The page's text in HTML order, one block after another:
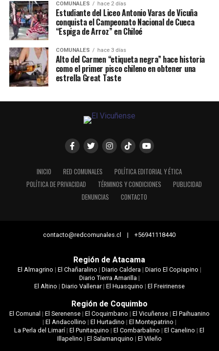
COMUNALES hace 2 días
Estudiante del Liceo Antonio Varas de Vicuña
conquista el Campeonato Nacional de Cueca
“Espiga de Arroz” en Chiloé
COMUNALES hace 3 días
Alto del Carmen “etiqueta negra” hace historia
como el primer pisco chileno en obtener una
estrella Great Taste
INICIO RED COMUNALES
POLÍTICA EDITORIAL Y ÉTICA
POLÍTICA DE PRIVACIDAD
TÉRMINOS Y CONDICIONES
PUBLICIDAD
DENUNCIAS
CONTACTO
contacto@redcomunales.cl | +56941118440
Región de Atacama
El Almagrino | El Chañaralino | Diario Caldera| Diario El Copiapino |
Diario Tierra Amarilla|
El Altino | Diario Vallenar| El Huasquino | El Freirinense
Región de Coquimbo
El Comunal | El Serenense| El Coquimbano | El Vicuñense| El Paihuanino
| El Andacollino | El Hurtadino | El Montepatrino |
La Perla del Limarí|El Punitaquino |El Combarbalino |El Canelino |El
Illapelino | El Salamanquino | El Vileño